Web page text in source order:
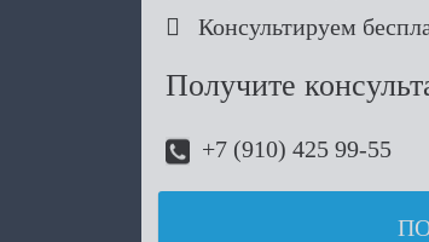
 Консультируем
Получите
+7 (910) 425 99-55